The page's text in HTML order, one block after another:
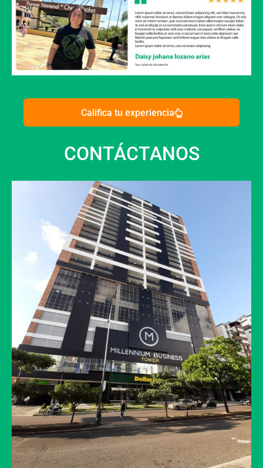
Califica tu experiencia
CONTÁCTANOS